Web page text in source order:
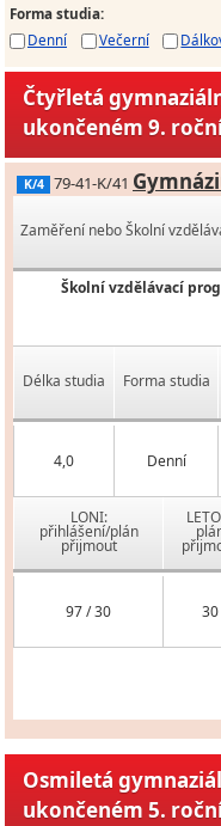
Forma studia:
Denní
Večerní
Čtyřletá
ukončeném 9.
K/4 79-41-K/41
Zaměření nebo Školní
Školní vzdělávací
Délka studia Forma studia
4,0 Denní
LONI:
přihlášení/plán
přijmout
97 / 30 30
Osmiletá
ukončeném 5.